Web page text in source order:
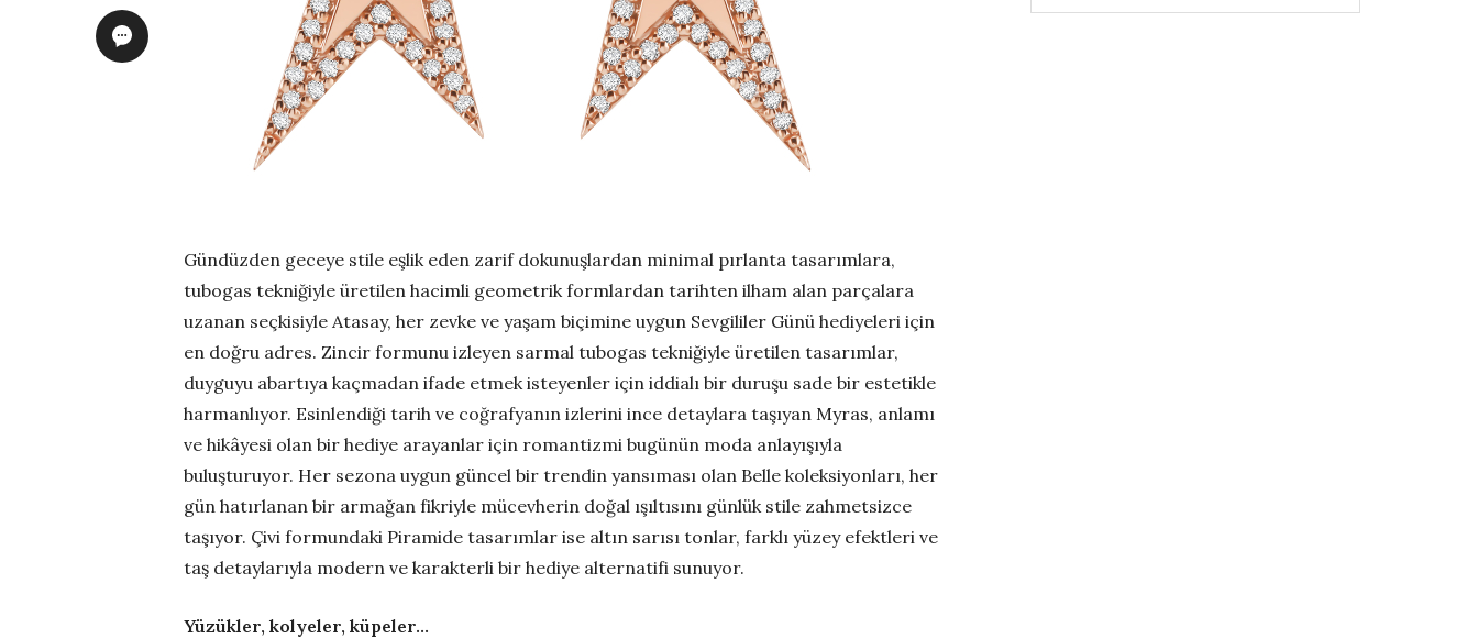
Gündüzden geceye stile eşlik eden zarif dokunuşlardan minimal pırlanta tasarımlara,
tubogas tekniğiyle üretilen hacimli geometrik formlardan tarihten ilham alan parçalara
uzanan seçkisiyle Atasay, her zevke ve yaşam biçimine uygun Sevgililer Günü hediyeleri için
en doğru adres. Zincir formunu izleyen sarmal tubogas tekniğiyle üretilen tasarımlar,
duyguyu abartıya kaçmadan ifade etmek isteyenler için iddialı bir duruşu sade bir estetikle
harmanlıyor. Esinlendiği tarih ve coğrafyanın izlerini ince detaylara taşıyan Myras, anlamı
ve hikâyesi olan bir hediye arayanlar için romantizmi bugünün moda anlayışıyla
buluşturuyor. Her sezona uygun güncel bir trendin yansıması olan Belle koleksiyonları, her
gün hatırlanan bir armağan fikriyle mücevherin doğal ışıltısını günlük stile zahmetsizce
taşıyor. Çivi formundaki Piramide tasarımlar ise altın sarısı tonlar, farklı yüzey efektleri ve
taş detaylarıyla modern ve karakterli bir hediye alternatifi sunuyor.
Yüzükler, kolyeler, küpeler…